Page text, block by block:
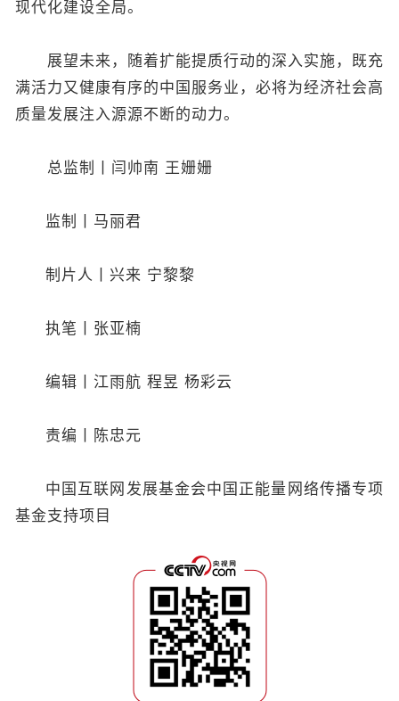
现代化建设全局。
展望未来，随着扩能提质行动的深入实施，既充
满活力又健康有序的中国服务业，必将为经济社会高
质量发展注入源源不断的动力。
总监制丨闫帅南 王姗姗
监制丨马丽君
制片人丨兴来 宁黎黎
执笔丨张亚楠
编辑丨江雨航 程昱 杨彩云
责编丨陈忠元
中国互联网发展基金会中国正能量网络传播专项
基金支持项目